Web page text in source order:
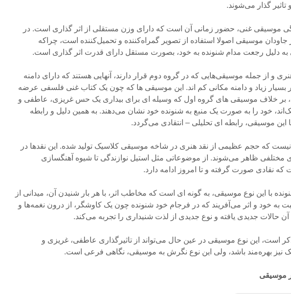
تاثیر گذار می‌شوند.
موسیقی غنی، حضور زمانی آن است که دارای وزن مستقلی از اثر گذاری است. در
جاودان موسیقی اصولا استفاده از تصویر گمراه‌کننده و تحمیل‌کننده است، چراکه
دلیل رجعت مدام شنونده به خود، بصورت مستقل دارای قدرت اثر گذاری است.
و از جمله موسیقی‌هایی که در گروه دوم قرار دارند، آنهایی هستند که دارای دامنه
بسیار زیاد و دامنه مکانی کم اند. این موسیقی ها که چون یک کتاب غنی فلسفی عرضه
بر خلاف موسیقی های گروه اول که وسیله ای برای بیداری یک حس غریزی، عاطفی و
خود را به صورت یک منبع به شنونده خود نشان می‌دهند. به همین دلیل و رابطه
این موسیقی، رابطه ای تحلیلی – انتقادی می‌گردد.
نیست که حجم عظیمی از نقد هنری در شاخه موسیقی کلاسیک تولید شده. این نقدها در
مختلفی ظاهر می‌شوند. از موضوعاتی مثل استیل نوازندگی تا شیوه آهنگسازی
که نقادی صورت گرفته و تا امروز ادامه دارد.
با این نوع موسیقی، به گونه ای است که مخاطب اثر، با هر بار شنیدن آن، میدانی از
به خود و اثر می‌آفریند که در فرجام خود شنونده چون یک کاوشگر، از درون نغمه‌ها و
آن حالات جدیدی یافته و نوع جدیدی از لذت شنیداری را تجربه می‌کند.
است، این نوع موسیقی در عین حال می‌تواند از تاثیرگذاری عاطفی، غریزی و
نیز بهره‌مند باشد، ولی این نوع نگرش به موسیقی، نگاهی فرعی است.
موسیقی